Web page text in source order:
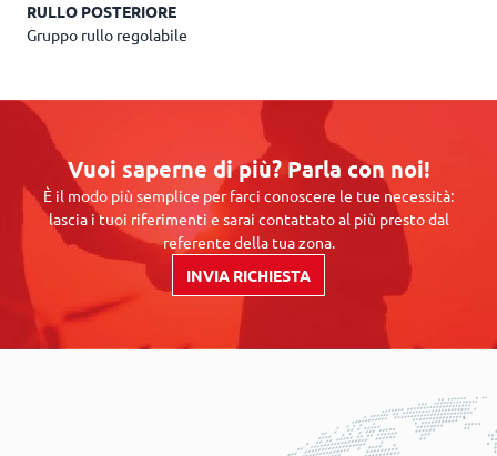
RULLO POSTERIORE
Gruppo rullo regolabile
Vuoi saperne di più? Parla con noi!
È il modo più semplice per farci conoscere le tue necessità:
lascia i tuoi riferimenti e sarai contattato al più presto dal
referente della tua zona.
INVIA RICHIESTA